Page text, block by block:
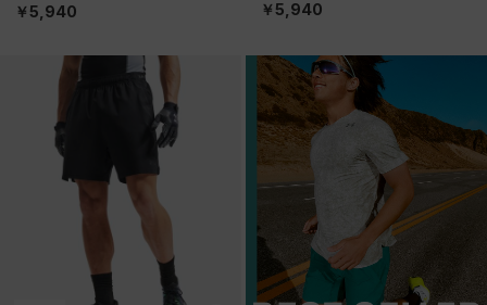
グ/MEN）
￥5,940 ￥5,940